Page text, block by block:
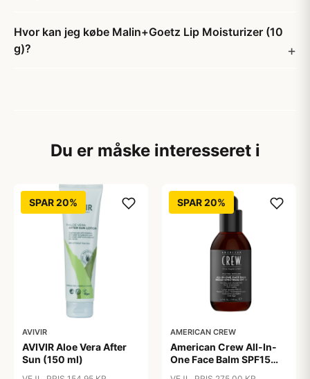
Hvor kan jeg købe Malin+Goetz Lip Moisturizer (10
g)?
Du er måske interesseret i
SPAR 20%
AVIVIR
AVIVIR Aloe Vera After
Sun (150 ml)
SPAR 20%
AMERICAN CREW
American Crew All-In-
One Face Balm SPF15